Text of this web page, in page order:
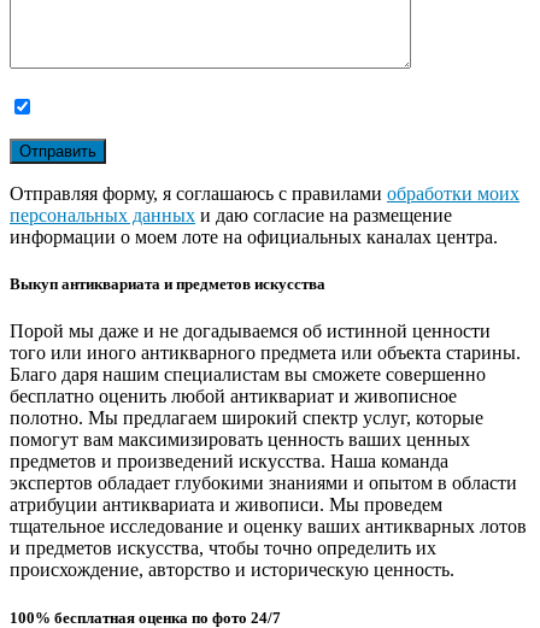
Отправляя форму, я соглашаюсь с правилами обработки моих
персональных данных и даю согласие на размещение
информации о моем лоте на официальных каналах центра.
Выкуп антиквариата и предметов искусства
Порой мы даже и не догадываемся об истинной ценности
того или иного антикварного предмета или объекта старины.
Благо даря нашим специалистам вы сможете совершенно
бесплатно оценить любой антиквариат и живописное
полотно. Мы предлагаем широкий спектр услуг, которые
помогут вам максимизировать ценность ваших ценных
предметов и произведений искусства. Наша команда
экспертов обладает глубокими знаниями и опытом в области
атрибуции антиквариата и живописи. Мы проведем
тщательное исследование и оценку ваших антикварных лотов
и предметов искусства, чтобы точно определить их
происхождение, авторство и историческую ценность.
100% бесплатная оценка по фото 24/7